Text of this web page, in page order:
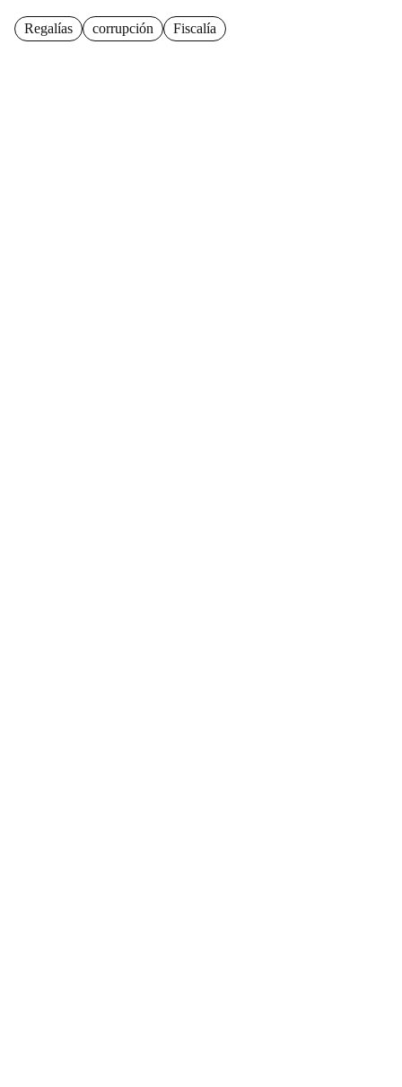
Regalías corrupción Fiscalía